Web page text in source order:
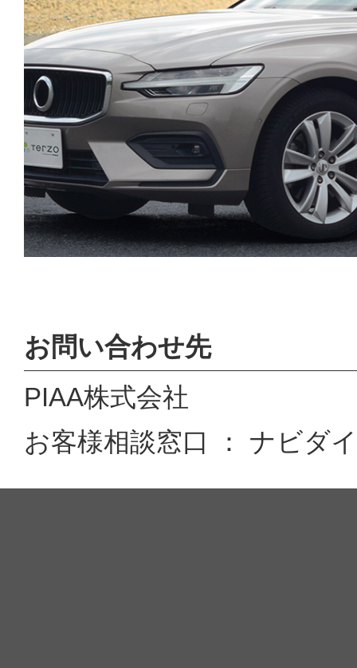
お問い合わせ先
PIAA株式会社
お客様相談窓口 ： ナビダ